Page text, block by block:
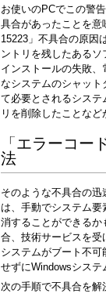
お使いのPCでこの警
具合があったことを意
15223」不具合の原因
ントリを残したある
インストールの失敗
なシステムのシャッ
て必要とされるシス
リを削除したことなど
「エラーコー
法
そのような不具合の
は、手動でシステム
消することができる
合、技術サービスを
システムがブート不
せずにWindowsシス
次の手順で不具合を解